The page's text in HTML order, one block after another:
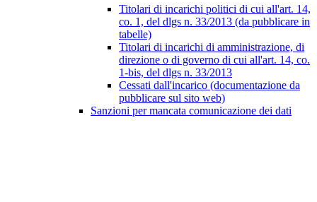
Titolari di incarichi politici di cui all'art. 14,
co. 1, del dlgs n. 33/2013 (da pubblicare in
tabelle)
Titolari di incarichi di amministrazione, di
direzione o di governo di cui all'art. 14, co.
1-bis, del dlgs n. 33/2013
Cessati dall'incarico (documentazione da
pubblicare sul sito web)
Sanzioni per mancata comunicazione dei dati